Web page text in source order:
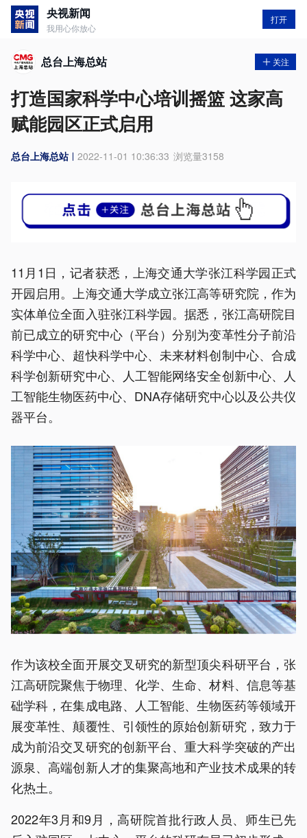
央视新闻
我用心你放心
打开
总台上海总站 关注
打造国家科学中心培训摇篮 这家高
赋能园区正式启用
总台上海总站 2022-11-01 10:36:33 浏览量3158
11月1日，记者获悉，上海交通大学张江科学园正式
开园启用。上海交通大学成立张江高等研究院，作为
实体单位全面入驻张江科学园。据悉，张江高研院目
前已成立的研究中心（平台）分别为变革性分子前沿
科学中心、超快科学中心、未来材料创制中心、合成
科学创新研究中心、人工智能网络安全创新中心、人
工智能生物医药中心、DNA存储研究中心以及公共仪
器平台。
作为该校全面开展交叉研究的新型顶尖科研平台，张
江高研院聚焦于物理、化学、生命、材料、信息等基
础学科，在集成电路、人工智能、生物医药等领域开
展变革性、颠覆性、引领性的原始创新研究，致力于
成为前沿交叉研究的创新平台、重大科学突破的产出
源泉、高端创新人才的集聚高地和产业技术成果的转
化热土。
2022年3月和9月，高研院首批行政人员、师生已先